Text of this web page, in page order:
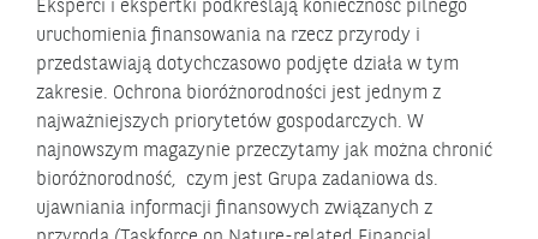
Eksperci i ekspertki podkreślają konieczność pilnego
uruchomienia finansowania na rzecz przyrody i
przedstawiają dotychczasowo podjęte działa w tym
zakresie. Ochrona bioróżnorodności jest jednym z
najważniejszych priorytetów gospodarczych. W
najnowszym magazynie przeczytamy jak można chronić
bioróżnorodność, czym jest Grupa zadaniowa ds.
ujawniania informacji finansowych związanych z